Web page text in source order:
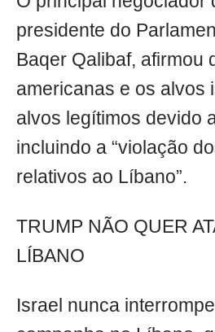
presidente do
Baqer Qalibaf, afirmou
americanas e os alvos
alvos legítimos devido
incluindo a “violação
relativos ao Líbano”.
TRUMP NÃO QUER
LÍBANO
Israel nunca